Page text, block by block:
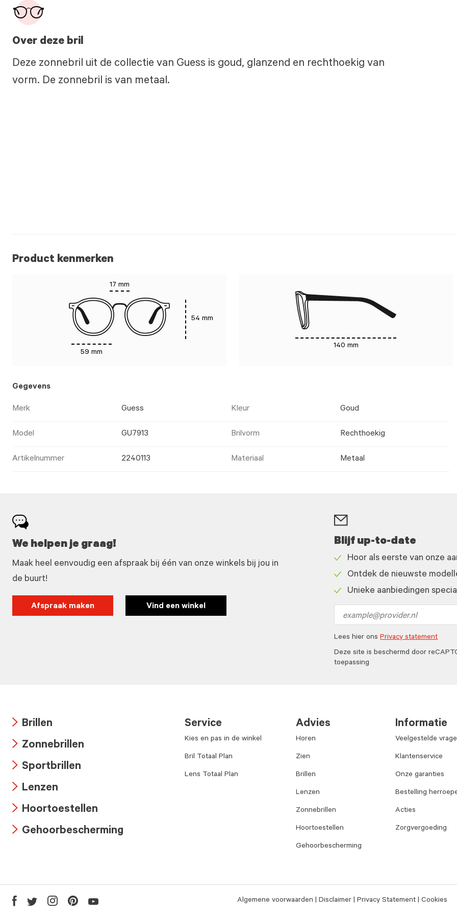
Over deze bril
Deze zonnebril uit de collectie van Guess is goud, glanzend en rechthoekig van
vorm. De zonnebril is van metaal.
Product kenmerken
17 mm
59 mm
54 mm
140 mm
Gegevens
Merk Guess Kleur Goud
Model GU7913 Brilvorm Rechthoekig
Artikelnummer 2240113 Materiaal Metaal
We helpen je graag!
Maak heel eenvoudig een afspraak bij één van onze winkels bij jou in
de buurt!
Afspraak maken Vind een winkel
Blijf up-to-date
icon
Hoor als eerste van onze
icon
Ontdek de nieuwste
Unieke aanbiedingen
address
Lees hier onsPrivacy statement
Deze site is beschermd door
toepassing
icon
Brillen
icon
Zonnebrillen
icon
Sportbrillen
icon
Lenzen
icon
Hoortoestellen
Gehoorbescherming
Service
Kies en pas in de winkel
Bril Totaal Plan
Lens Totaal Plan
Advies
Horen
Zien
Brillen
Lenzen
Zonnebrillen
Hoortoestellen
Gehoorbescherming
Informatie
Veelgestelde
Klantenservice
Onze garanties
Bestelling
Acties
Zorgvergoeding
Algemene voorwaarden Disclaimer Privacy Statement Cookies